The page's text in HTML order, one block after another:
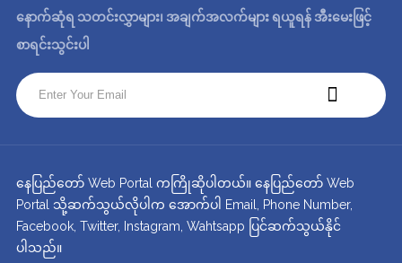
နောက်ဆုံရ သတင်းလွှာများ၊ အချက်အလက်များ ရယူရန် အီးမေးဖြင့်
စာရင်းသွင်းပါ
နေပြည်တော် Web Portal ကကြိုဆိုပါတယ်။ နေပြည်တော် Web
Portal သို့ဆက်သွယ်လိုပါက အောက်ပါ Email, Phone Number,
Facebook, Twitter, Instagram, Wahtsapp ပြင်ဆက်သွယ်နိုင်
ပါသည်။